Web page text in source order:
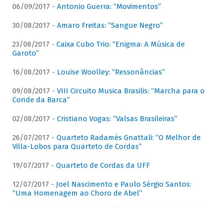
06/09/2017 - Antonio Guerra: “Movimentos”
30/08/2017 - Amaro Freitas: “Sangue Negro”
23/08/2017 - Caixa Cubo Trio: “Enigma: A Música de
Garoto”
16/08/2017 - Louise Woolley: “Ressonâncias”
09/08/2017 - VIII Circuito Musica Brasilis: “Marcha para o
Conde da Barca”
02/08/2017 - Cristiano Vogas: “Valsas Brasileiras”
26/07/2017 - Quarteto Radamés Gnattali: “O Melhor de
Villa-Lobos para Quarteto de Cordas”
19/07/2017 - Quarteto de Cordas da UFF
12/07/2017 - Joel Nascimento e Paulo Sérgio Santos:
“Uma Homenagem ao Choro de Abel”